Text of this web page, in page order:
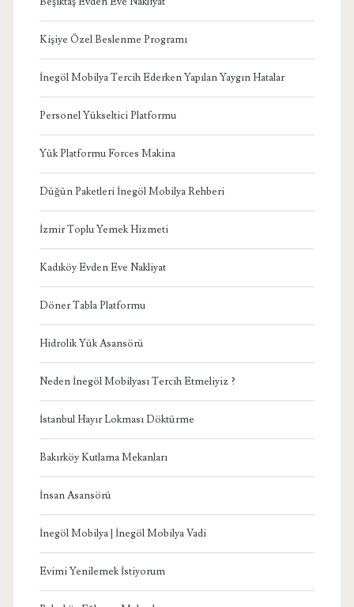
Kişiye Özel Beslenme Programı
İnegöl Mobilya Tercih Ederken Yapılan Yaygın Hatalar
Personel Yükseltici Platformu
Yük Platformu Forces Makina
Düğün Paketleri İnegöl Mobilya Rehberi
İzmir Toplu Yemek Hizmeti
Kadıköy Evden Eve Nakliyat
Döner Tabla Platformu
Hidrolik Yük Asansörü
Neden İnegöl Mobilyası Tercih Etmeliyiz ?
İstanbul Hayır Lokması Döktürme
Bakırköy Kutlama Mekanları
İnsan Asansörü
İnegöl Mobilya | İnegöl Mobilya Vadi
Evimi Yenilemek İstiyorum